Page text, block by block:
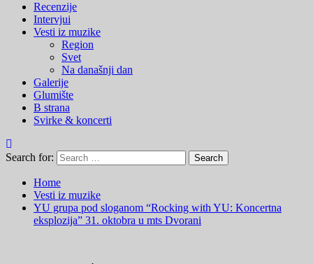
Recenzije
Intervjui
Vesti iz muzike
Region
Svet
Na današnji dan
Galerije
Glumište
B strana
Svirke & koncerti
Search for:
Home
Vesti iz muzike
YU grupa pod sloganom “Rocking with YU: Koncertna
eksplozija” 31. oktobra u mts Dvorani